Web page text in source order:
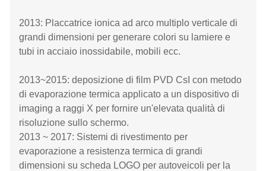
2013: Placcatrice ionica ad arco multiplo verticale di
grandi dimensioni per generare colori su lamiere e
tubi in acciaio inossidabile, mobili ecc.
2013~2015: deposizione di film PVD CsI con metodo
di evaporazione termica applicato a un dispositivo di
imaging a raggi X per fornire un'elevata qualità di
risoluzione sullo schermo.
2013 ~ 2017: Sistemi di rivestimento per
evaporazione a resistenza termica di grandi
dimensioni su scheda LOGO per autoveicoli per la